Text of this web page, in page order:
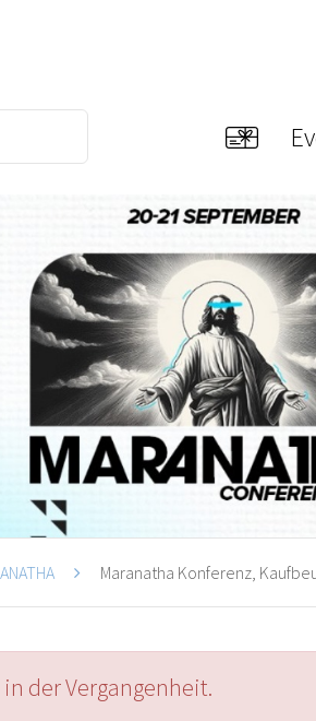
Maranatha Konferenz,
der Vergangenheit.